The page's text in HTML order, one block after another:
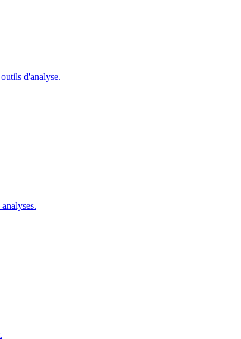
d'analyse.